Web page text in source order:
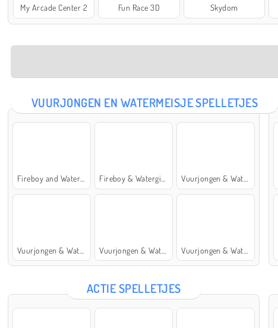
My Arcade Center 2 Fun Race 3D Skydom
VUURJONGEN EN WATERMEISJE SPELLETJES
ACTIE SPELLETJES